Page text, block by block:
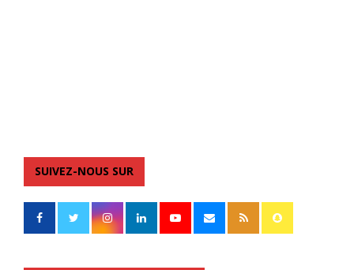
SUIVEZ-NOUS SUR